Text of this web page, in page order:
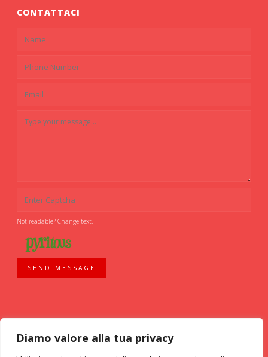
Diamo valore alla tua privacy
CONTATTACI
Not readable? Change text.
SEND MESSAGE